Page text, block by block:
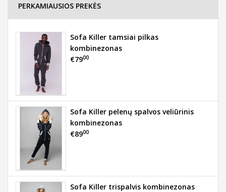
PERKAMIAUSIOS PREKĖS
Sofa Killer tamsiai pilkas
kombinezonas
€7900
Sofa Killer pelenų spalvos veliūrinis
kombinezonas
€8900
Sofa Killer trispalvis kombinezonas